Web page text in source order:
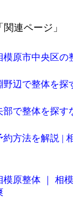
関連ページ」
模原市中央区の
野辺で整体を探
部で整体を探す
約方法を解説 |
模原整体 ｜ 相